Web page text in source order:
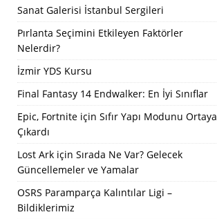
Sanat Galerisi İstanbul Sergileri
Pırlanta Seçimini Etkileyen Faktörler
Nelerdir?
İzmir YDS Kursu
Final Fantasy 14 Endwalker: En İyi Sınıflar
Epic, Fortnite için Sıfır Yapı Modunu Ortaya
Çıkardı
Lost Ark için Sırada Ne Var? Gelecek
Güncellemeler ve Yamalar
OSRS Paramparça Kalıntılar Ligi –
Bildiklerimiz